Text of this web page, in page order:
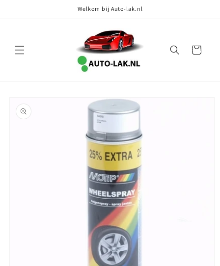
Welkom bij Auto-lak.nl
Winkelwagen